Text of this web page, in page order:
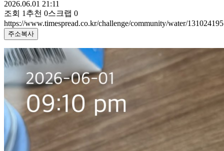
2026.06.01 21:11
조회 1 추천 0스크랩 0
https://www.timespread.co.kr/challenge/community/water/131024195
주소복사